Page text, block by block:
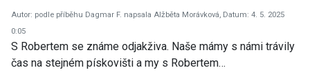
Autor: podle příběhu Dagmar F. napsala Alžběta Morávková, Datum: 4. 5. 2025
0:05
S Robertem se známe odjakživa. Naše mámy s námi trávily
čas na stejném pískovišti a my s Robertem…